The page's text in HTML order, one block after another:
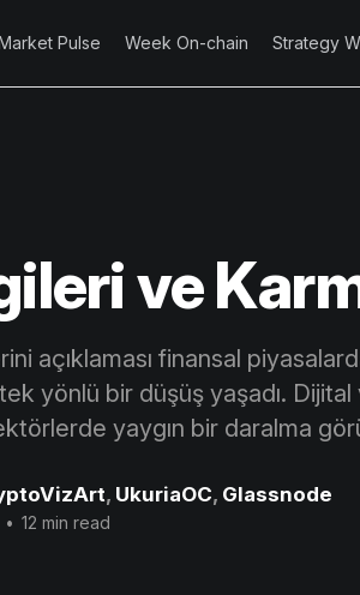
Pulse Week On-chain Strategy
ve
açıklaması finansal
yönlü bir düşüş yaşadı. Dijital
yaygın bir daralma
, UkuriaOC, Glassnode
• 12 min read